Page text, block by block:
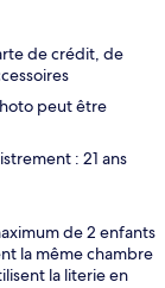
de crédit, de
peut être
: 21 ans
de 2 enfants
la même chambre
la literie en